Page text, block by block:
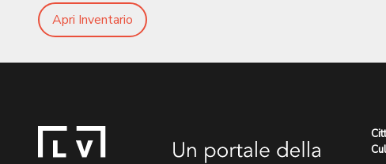
Apri Inventario